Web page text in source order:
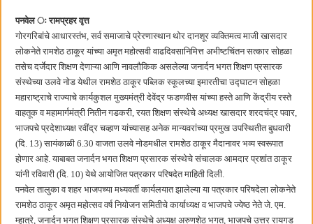
पनवेल ः रामप्रहर वृत्त
गोरगरिबांचे आधारस्तंभ, सर्व समाजाचे प्रेरणास्थान थोर दानशूर व्यक्तिमत्व माजी खासदार
लोकनेते रामशेठ ठाकूर यांच्या अमृत महोत्सवी वाढदिवसानिमित्त अभीष्टचिंतन सत्कार सोहळा
तसेच दर्जेदार शिक्षण देणाऱ्या आणि नावलौकिक असलेल्या जनार्दन भगत शिक्षण प्रसारक
संस्थेच्या उलवे नोड येथील रामशेठ ठाकूर पब्लिक स्कूलच्या इमारतीचा उद्घाटन सोहळा
महाराष्ट्राचे राज्याचे कार्यकुशल मुख्यमंत्री देवेंद्र फडणवीस यांच्या हस्ते आणि केंद्रीय रस्ते
वाहतूक व महामार्गमंत्री नितीन गडकरी, रयत शिक्षण संस्थेचे अध्यक्ष खासदार शरदचंद्र पवार,
भाजपचे प्रदेशाध्यक्ष रवींद्र चव्हाण यांच्यासह अनेक मान्यवरांच्या प्रमुख उपस्थितीत बुधवारी
(दि. 13) सायंकाळी 6.30 वाजता उलवे नोडमधील रामशेठ ठाकूर मैदानावर भव्य स्वरूपात
होणार आहे. याबाबत जनार्दन भगत शिक्षण प्रसारक संस्थेचे संचालक आमदार प्रशांत ठाकूर
यांनी रविवारी (दि. 10) येथे आयोजित पत्रकार परिषदेत माहिती दिली.
पनवेल तालुका व शहर भाजपच्या मध्यवर्ती कार्यलयात झालेल्या या पत्रकार परिषदेला लोकनेते
रामशेठ ठाकूर अमृत महोत्सव वर्ष नियोजन समितीचे कार्याध्यक्ष व भाजपचे ज्येष्ठ नेते जे. एम.
म्हात्रे, जनार्दन भगत शिक्षण प्रसारक संस्थेचे अध्यक्ष अरुणशेठ भगत, भाजपचे उत्तर रायगड